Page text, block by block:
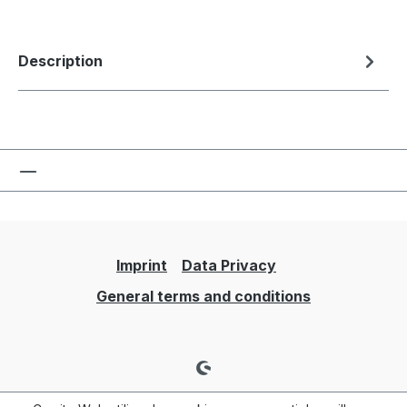
Description
Imprint
Data Privacy
General terms and conditions